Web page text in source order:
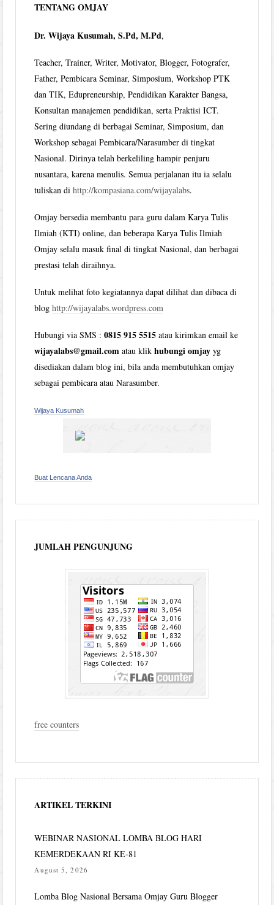
TENTANG OMJAY
Dr. Wijaya Kusumah, S.Pd, M.Pd,
Teacher, Trainer, Writer, Motivator, Blogger, Fotografer,
Father, Pembicara Seminar, Simposium, Workshop PTK
dan TIK, Edupreneurship, Pendidikan Karakter Bangsa,
Konsultan manajemen pendidikan, serta Praktisi ICT.
Sering diundang di berbagai Seminar, Simposium, dan
Workshop sebagai Pembicara/Narasumber di tingkat
Nasional. Dirinya telah berkeliling hampir penjuru
nusantara, karena menulis. Semua perjalanan itu ia selalu
tuliskan dihttp://kompasiana.com/wijayalabs.
Omjay bersedia membantu para guru dalam Karya Tulis
Ilmiah (KTI) online, dan beberapa Karya Tulis Ilmiah
Omjay selalu masuk final di tingkat Nasional, dan berbagai
prestasi telah diraihnya.
Untuk melihat foto kegiatannya dapat dilihat dan dibaca di
bloghttp://wijayalabs.wordpress.com
Hubungi via SMS :0815 915 5515 atau kirimkan email ke
wijayalabs@gmail.com atau klikhubungi omjay yg
disediakan dalam blog ini, bila anda membutuhkan omjay
sebagai pembicara atau Narasumber.
Wijaya Kusumah
Buat Lencana Anda
JUMLAH PENGUNJUNG
free counters
ARTIKEL TERKINI
WEBINAR NASIONAL LOMBA BLOG HARI
KEMERDEKAAN RI KE-81
August 5, 2026
Lomba Blog Nasional Bersama Omjay Guru Blogger